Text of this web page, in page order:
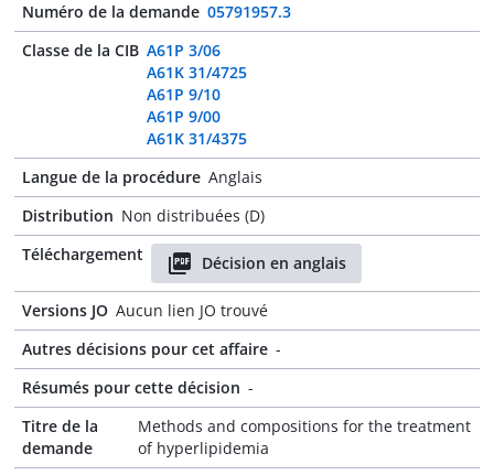
Numéro de la demande 05791957.3
Classe de la CIB A61P 3/06
A61K 31/4725
A61P 9/10
A61P 9/00
A61K 31/4375
Langue de la procédure Anglais
Distribution Non distribuées (D)
Téléchargement
Décision en anglais
Versions JO Aucun lien JO trouvé
Autres décisions pour cet affaire -
Résumés pour cette décision -
Titre de la
demande
Methods and compositions for the treatment
of hyperlipidemia